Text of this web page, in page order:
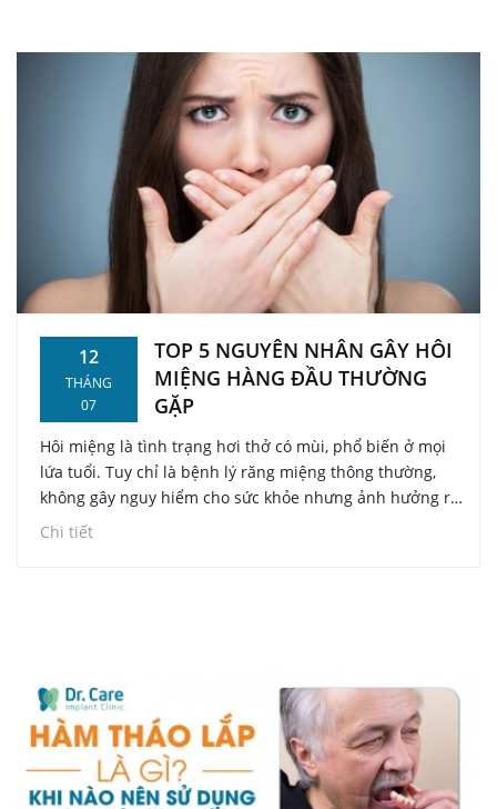
12
THÁNG
07
TOP 5 NGUYÊN NHÂN GÂY HÔI
MIỆNG HÀNG ĐẦU THƯỜNG
GẶP
Hôi miệng là tình trạng hơi thở có mùi, phổ biến ở mọi
lứa tuổi. Tuy chỉ là bệnh lý răng miệng thông thường,
không gây nguy hiểm cho sức khỏe nhưng ảnh hưởng rất
nhiều đến tâm lý khi giao tiếp và trong công việc.
Chi tiết